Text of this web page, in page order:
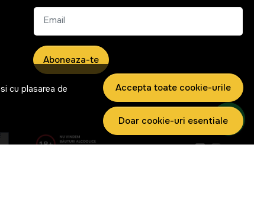
si cu plasarea de
Accepta toate cookie-urile
Doar cookie-uri esentiale
Email
Aboneaza-te